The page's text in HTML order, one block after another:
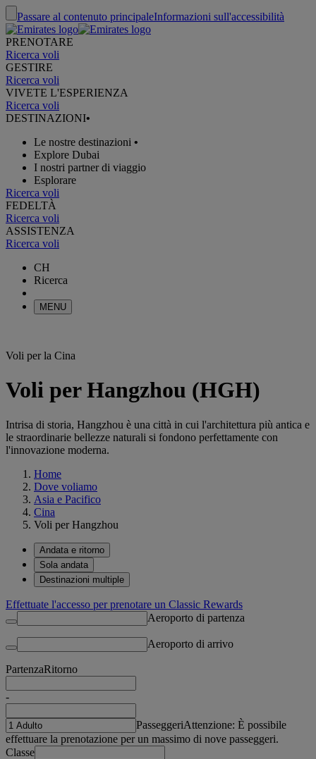
Passare al contenuto principaleInformazioni sull'accessibilità
PRENOTARE
Ricerca voli
GESTIRE
Ricerca voli
VIVETE L'ESPERIENZA
Ricerca voli
DESTINAZIONI•
Le nostre destinazioni •
Explore Dubai
I nostri partner di viaggio
Esplorare
Ricerca voli
FEDELTÀ
Ricerca voli
ASSISTENZA
Ricerca voli
CH
Ricerca
MENU
Voli per la Cina
Voli per Hangzhou (HGH)
Intrisa di storia, Hangzhou è una città in cui l'architettura più antica e
le straordinarie bellezze naturali si fondono perfettamente con
l'innovazione moderna.
Home
Dove voliamo
Asia e Pacifico
Cina
Voli per Hangzhou
Andata e ritorno
Sola andata
Destinazioni multiple
Effettuate l'accesso per prenotare un Classic Rewards
Aeroporto di partenza
Aeroporto di arrivo
PartenzaRitorno
-
PasseggeriAttenzione: È possibile
effettuare la prenotazione per un massimo di nove passeggeri.
Classe